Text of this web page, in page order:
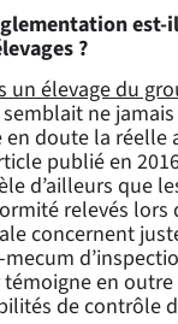
?
un élevage du
ne jamais
doute la réelle
publié en
d’ailleurs que
relevés lors
concernent
mecum
en outre
de contrôle